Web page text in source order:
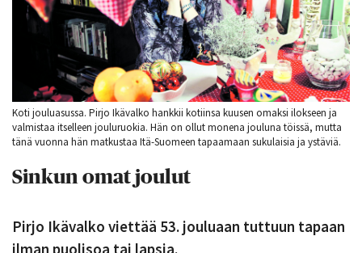
Koti jouluasussa. Pirjo Ikävalko hankkii kotiinsa kuusen omaksi ilokseen ja
valmistaa itselleen jouluruokia. Hän on ollut monena jouluna töissä, mutta
tänä vuonna hän matkustaa Itä-Suomeen tapaamaan sukulaisia ja ystäviä.
Sinkun omat joulut
Pirjo Ikävalko viettää 53. jouluaan tuttuun tapaan